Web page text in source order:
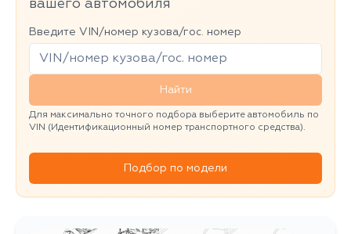
вашего автомобиля
Введите VIN/номер кузова/гос. номер
Найти
Для максимально точного подбора выберите автомобиль по
VIN (Идентификационный номер транспортного средства).
Подбор по модели